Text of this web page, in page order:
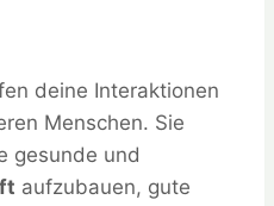
deine Interaktionen
Menschen. Sie
gesunde und
aufzubauen, gute